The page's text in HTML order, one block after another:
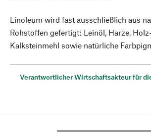
Linoleum wird fast ausschließlich aus
Rohstoffen gefertigt: Leinöl, Harze,
Kalksteinmehl sowie natürliche
Verantwortlicher Wirtschaftsakteur für